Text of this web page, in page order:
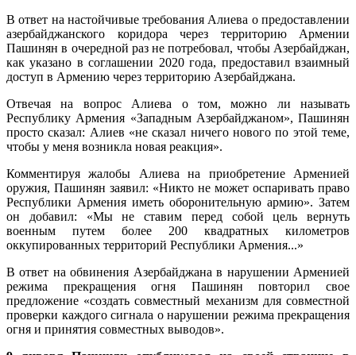
В ответ на настойчивые требования Алиева о предоставлении
азербайджанского коридора через территорию Армении
Пашинян в очередной раз не потребовал, чтобы Азербайджан,
как указано в соглашении 2020 года, предоставил взаимный
доступ в Армению через территорию Азербайджана.
Отвечая на вопрос Алиева о том, можно ли называть
Республику Армения «Западным Азербайджаном», Пашинян
просто сказал: Алиев «не сказал ничего нового по этой теме,
чтобы у меня возникла новая реакция».
Комментируя жалобы Алиева на приобретение Арменией
оружия, Пашинян заявил: «Никто не может оспаривать право
Республики Армения иметь оборонительную армию». Затем
он добавил: «Мы не ставим перед собой цель вернуть
военным путем более 200 квадратных километров
оккупированных территорий Республики Армения...»
В ответ на обвинения Азербайджана в нарушении Арменией
режима прекращения огня Пашинян повторил свое
предложение «создать совместный механизм для совместной
проверки каждого сигнала о нарушении режима прекращения
огня и принятия совместных выводов».